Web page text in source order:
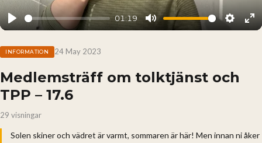
Play
01:19
Mute
INFORMATION 24 May 2023
Medlemsträff om tolktjänst och
TPP – 17.6
29 visningar
Solen skiner och vädret är varmt, sommaren är här! Men innan ni åker